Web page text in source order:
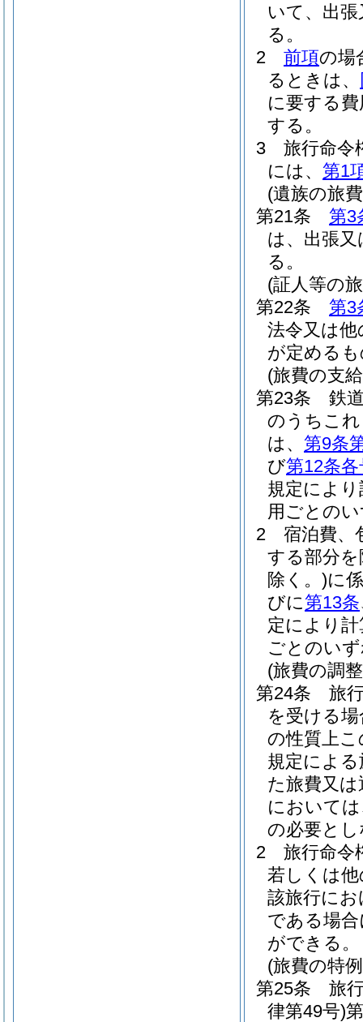
いて、出
る。
2
前項の場
るときは、
に要する
する。
3
旅行命令
には、 第1
(遺族の旅
第21条
第3
は、出張
る。
(証人等の
第22条
第3
法令又は
が定める
(旅費の支
第23条
鉄
のうちこ
は、 第9条
び第12条各
規定によ
用ごとの
2
宿泊費、
する部分
除く。)に
びに第13条
定により
ごとのい
(旅費の調
第24条
旅
を受ける
の性質上
規定によ
た旅費又
において
の必要と
2
旅行命令
若しくは
該旅行に
である場
ができる。
(旅費の特
第25条
旅
律第49号)